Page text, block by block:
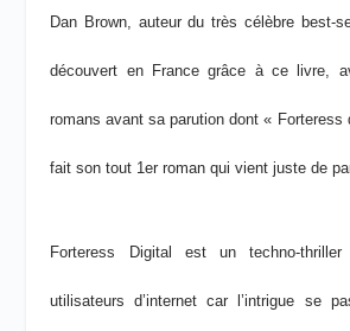
Dan Brown, auteur du très célèbre best-
découvert en France grâce à ce livre,
romans avant sa parution dont « Forteress
fait son tout 1er roman qui vient juste de
Forteress Digital est un techno-
utilisateurs d’internet car l’intrigue se